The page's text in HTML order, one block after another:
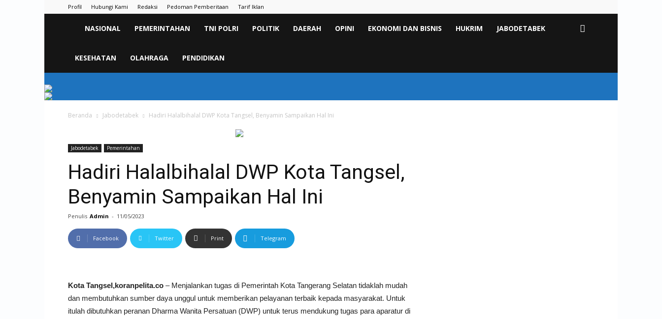
Profil Hubungi Kami Redaksi Pedoman Pemberitaan Tarif Iklan
KORAN
PELITA
NASIONAL PEMERINTAHAN TNI POLRI POLITIK DAERAH OPINI EKONOMI DAN BISNIS HUKRIM JABODETABEK
KESEHATAN OLAHRAGA PENDIDIKAN
Beranda Jabodetabek Hadiri Halalbihalal DWP Kota Tangsel, Benyamin Sampaikan Hal Ini
Jabodetabek Pemerintahan
Hadiri Halalbihalal DWP Kota Tangsel,
Benyamin Sampaikan Hal Ini
Penulis Admin - 11/05/2023
Facebook Twitter Print Telegram
Kota Tangsel,koranpelita.co – Menjalankan tugas di Pemerintah Kota Tangerang Selatan tidaklah mudah
dan membutuhkan sumber daya unggul untuk memberikan pelayanan terbaik kepada masyarakat. Untuk
itulah dibutuhkan peranan Dharma Wanita Persatuan (DWP) untuk terus mendukung tugas para aparatur di